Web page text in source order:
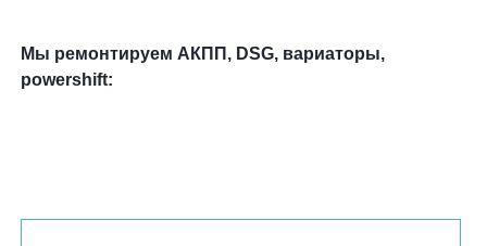
Мы ремонтируем АКПП, DSG, вариаторы,
powershift: